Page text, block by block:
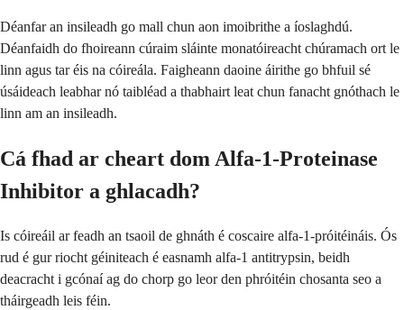
Déanfar an insileadh go mall chun aon imoibrithe a íoslaghdú.
Déanfaidh do fhoireann cúraim sláinte monatóireacht chúramach ort le
linn agus tar éis na cóireála. Faigheann daoine áirithe go bhfuil sé
úsáideach leabhar nó taibléad a thabhairt leat chun fanacht gnóthach le
linn am an insileadh.
Cá fhad ar cheart dom Alfa-1-Proteinase
Inhibitor a ghlacadh?
Is cóireáil ar feadh an tsaoil de ghnáth é coscaire alfa-1-próitéináis. Ós
rud é gur riocht géiniteach é easnamh alfa-1 antitrypsin, beidh
deacracht i gcónaí ag do chorp go leor den phróitéin chosanta seo a
tháirgeadh leis féin.